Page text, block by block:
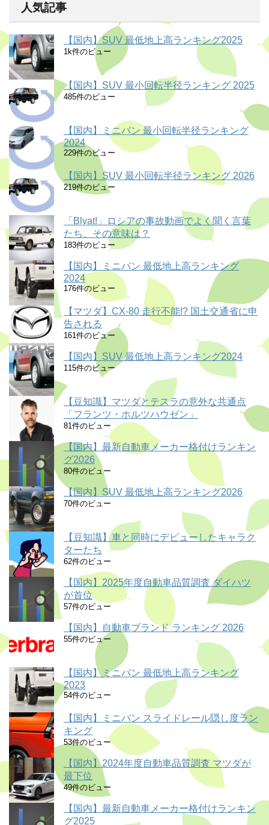
人気記事
【国内】SUV 最低地上高ランキング2025
1k件のビュー
【国内】SUV 最小回転半径ランキング 2025
485件のビュー
【国内】ミニバン 最小回転半径ランキング
2024
229件のビュー
【国内】SUV 最小回転半径ランキング 2026
219件のビュー
「Blyat!」ロシアの事故動画でよく聞く言葉
たち、その意味は？
183件のビュー
【国内】ミニバン 最低地上高ランキング
2024
176件のビュー
【マツダ】CX-80 走行不能!? 国土交通省に申
告される
161件のビュー
【国内】SUV 最低地上高ランキング2024
115件のビュー
【豆知識】マツダとテスラの意外な共通点
「フランツ・ホルツハウゼン」
81件のビュー
【国内】最新自動車メーカー格付けランキン
グ2026
80件のビュー
【国内】SUV 最低地上高ランキング2026
70件のビュー
【豆知識】車と同時にデビューしたキャラク
ターたち
62件のビュー
【国内】2025年度自動車品質調査 ダイハツ
が首位
57件のビュー
【国内】自動車ブランド ランキング 2026
55件のビュー
【国内】ミニバン 最低地上高ランキング
2023
54件のビュー
【国内】ミニバン スライドレール隠し度ラン
キング
53件のビュー
【国内】2024年度自動車品質調査 マツダが
最下位
49件のビュー
【国内】最新自動車メーカー格付けランキン
グ2025